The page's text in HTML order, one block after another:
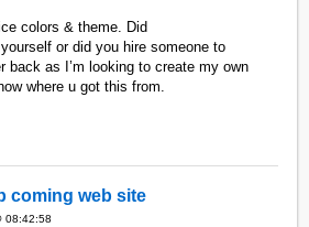
colors & theme. Did
or did you hire someone to
back as I’m looking to create my own
where u got this from.
coming web site
08:42:58